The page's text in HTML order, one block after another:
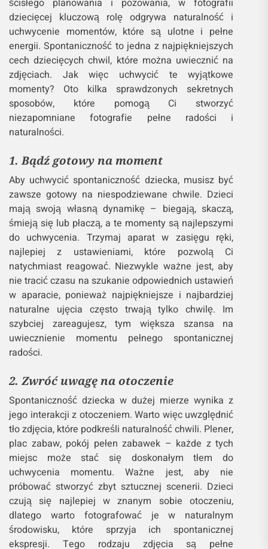
bliskich ujęć ważne jest uchwycenie
prawdziwych emocji, które są esencją
dziecięcego świata.
Jak uchwycić spontaniczność dziecka:
Sekrety udanych zdjęć
Fotografia dziecięca to wyjątkowa dziedzina, która
pozwala uchwycić radość, emocje i spontaniczność
najmłodszych. W przeciwieństwie do innych
ścisłego planowania i pozowania, w fotografii
dziecięcej kluczową rolę odgrywa naturalność i
uchwycenie momentów, które są ulotne i pełne
energii. Spontaniczność to jedna z najpiękniejszych
cech dziecięcych chwil, które można uwiecznić na
zdjęciach. Jak więc uchwycić te wyjątkowe
momenty? Oto kilka sprawdzonych sekretnych
sposobów, które pomogą Ci stworzyć
niezapomniane fotografie pełne radości i
naturalności.
1. Bądź gotowy na moment
Aby uchwycić spontaniczność dziecka, musisz być
zawsze gotowy na niespodziewane chwile. Dzieci
śmieją się lub płaczą, a te momenty są najlepszymi
do uchwycenia. Trzymaj aparat w zasięgu ręki,
najlepiej z ustawieniami, które pozwolą Ci
natychmiast reagować. Niezwykle ważne jest, aby
nie tracić czasu na szukanie odpowiednich ustawień
w aparacie, ponieważ najpiękniejsze i najbardziej
naturalne ujęcia często trwają tylko chwilę. Im
szybciej zareagujesz, tym większa szansa na
uwiecznienie momentu pełnego spontanicznej
radości.
2. Zwróć uwagę na otoczenie